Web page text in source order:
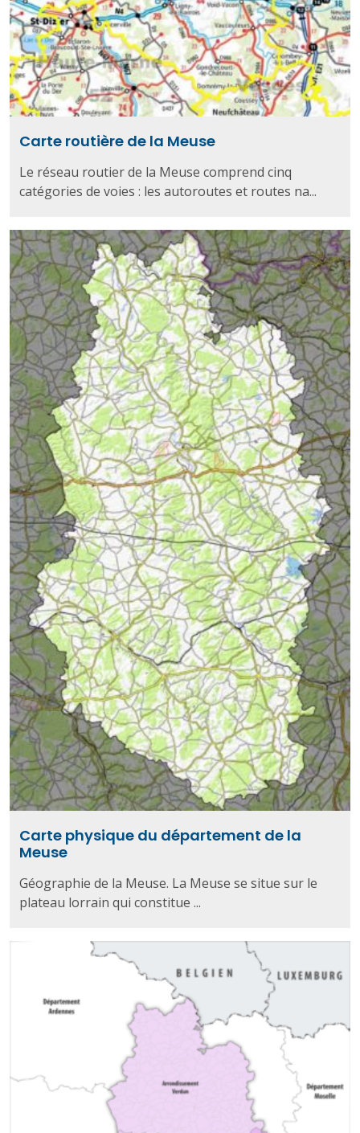
Carte routière de la Meuse
Le réseau routier de la Meuse comprend cinq
catégories de voies : les autoroutes et routes na...
Carte physique du département de la
Meuse
Géographie de la Meuse. La Meuse se situe sur le
plateau lorrain qui constitue ...